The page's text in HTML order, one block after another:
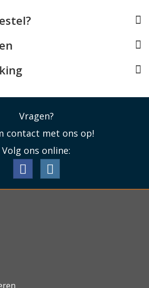
Vragen?
contact met ons op!
Volg ons online: